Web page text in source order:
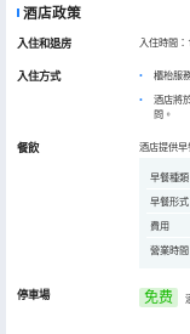
酒店政策
入住和退房 入住時間
入住方式
櫃枱服
酒店將
問。
餐飲 酒店提供早
早餐種類
早餐形式
費用
營業時間
停車場 免费